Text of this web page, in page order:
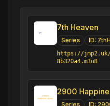
7th Heaven
Series ID:
https://jmp2.uk/
8b320a4.m3u8
2900
Series ID: